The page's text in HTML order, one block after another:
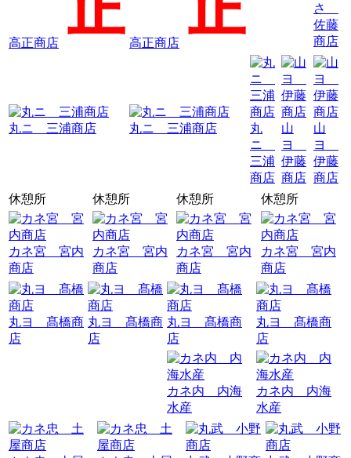
高正商店 高正商店
さ
佐藤
商店
丸ニ 三浦商店 丸ニ 三浦商店
丸
ニ
三浦
商店
山
ヨ
伊藤
商店
山
ヨ
伊藤
商店
休憩所
休憩所 休憩所 休憩所
カネ宮 宮内
商店
カネ宮 宮内
商店
カネ宮 宮内
商店
カネ宮 宮内
商店
丸ヨ 髙橋商
店
丸ヨ 髙橋商
店
丸ヨ 髙橋商
店
丸ヨ 髙橋商
店
カネ内 内海
水産
カネ内 内海
水産